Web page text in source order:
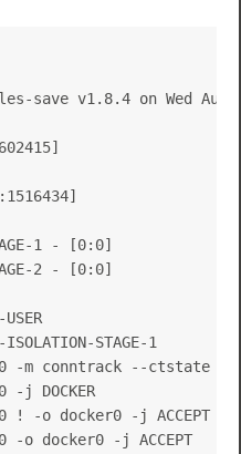
save v1.8.4 on Wed Aug
1 - [0:0]
2 - [0:0]
STAGE-1
-m conntrack --ctstate
-j DOCKER
! -o docker0 -j ACCEPT
-o docker0 -j ACCEPT